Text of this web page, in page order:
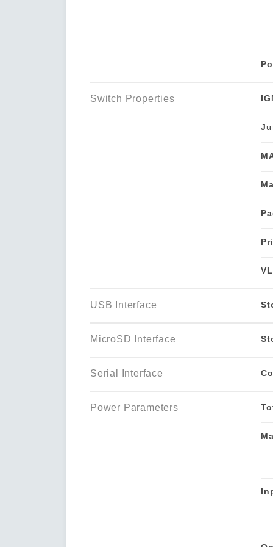
Switch Properties
USB Interface
MicroSD Interface
Serial Interface
Power Parameters